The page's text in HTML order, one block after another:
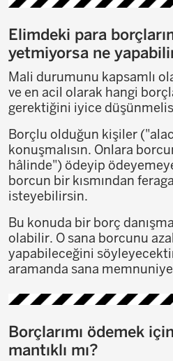
Elimdeki para
yetmiyorsa ne
Mali durumunu kapsamlı
ve en acil olarak hangi
gerektiğini iyice
Borçlu olduğun kişiler
konuşmalısın. Onlara
hâlinde") ödeyip
borcun bir kısmından
isteyebilirsin.
Bu konuda bir borç
olabilir. O sana borcunu
yapabileceğini
aramanda sana
Borçlarımı ödemek
mantıklı mı?